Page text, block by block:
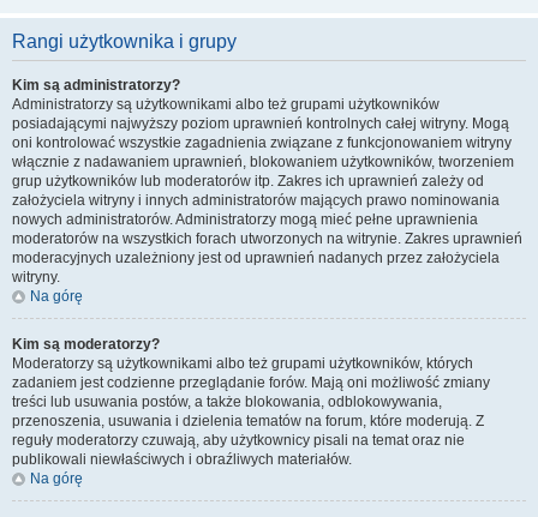
Rangi użytkownika i grupy
Kim są administratorzy?
Administratorzy są użytkownikami albo też grupami użytkowników
posiadającymi najwyższy poziom uprawnień kontrolnych całej witryny. Mogą
oni kontrolować wszystkie zagadnienia związane z funkcjonowaniem witryny
włącznie z nadawaniem uprawnień, blokowaniem użytkowników, tworzeniem
grup użytkowników lub moderatorów itp. Zakres ich uprawnień zależy od
założyciela witryny i innych administratorów mających prawo nominowania
nowych administratorów. Administratorzy mogą mieć pełne uprawnienia
moderatorów na wszystkich forach utworzonych na witrynie. Zakres uprawnień
moderacyjnych uzależniony jest od uprawnień nadanych przez założyciela
witryny.
Na górę
Kim są moderatorzy?
Moderatorzy są użytkownikami albo też grupami użytkowników, których
zadaniem jest codzienne przeglądanie forów. Mają oni możliwość zmiany
treści lub usuwania postów, a także blokowania, odblokowywania,
przenoszenia, usuwania i dzielenia tematów na forum, które moderują. Z
reguły moderatorzy czuwają, aby użytkownicy pisali na temat oraz nie
publikowali niewłaściwych i obraźliwych materiałów.
Na górę